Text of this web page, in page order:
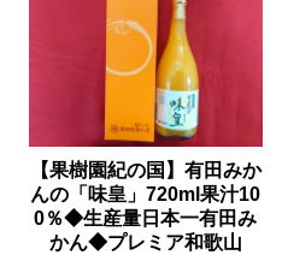
【果樹園紀の国】有田みか
んの「味皇」720ml果汁10
0％◆生産量日本一有田み
かん◆プレミア和歌山